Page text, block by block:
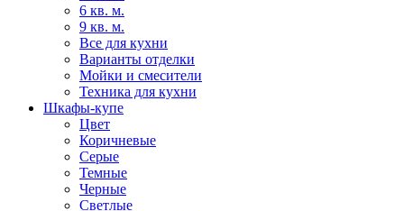
6 кв. м.
9 кв. м.
Все для кухни
Варианты отделки
Мойки и смесители
Техника для кухни
Шкафы-купе
Цвет
Коричневые
Серые
Темные
Черные
Светлые